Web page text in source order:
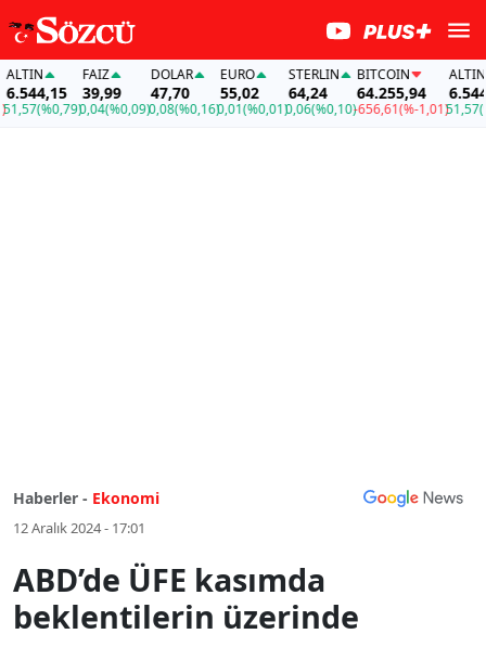
(%0,79)
FAİZ
39,99
0,04(%0,09)
DOLAR
47,70
0,08(%0,16)
EURO
55,02
0,01(%0,01)
STERLIN
64,24
0,06(%0,10)
BITCOIN
64.255,94
-656,61(%-1,01)
ALTIN
51,57
Haberler - Ekonomi
12 Aralık 2024 - 17:01
ABD’de ÜFE kasımda
beklentilerin üzerinde